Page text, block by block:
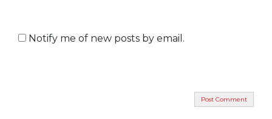
Notify me of new posts by email.